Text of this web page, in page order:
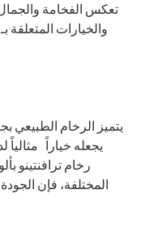
تعكس الفخامة
والخيارات
يتميز الرخام الطبيعي
يجعله خياراً
رخام ترافنتينو
المختلفة، فإن